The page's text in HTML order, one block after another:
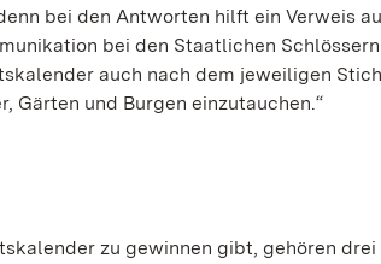
bei den Antworten hilft ein Verweis
bei den Staatlichen
auch nach dem jeweiligen
Gärten und Burgen einzutauchen.“
zu gewinnen gibt, gehören